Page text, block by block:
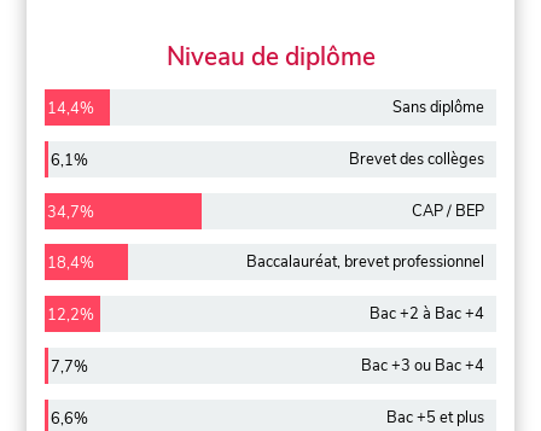
Niveau de diplôme
14,4% Sans diplôme
6,1% Brevet des collèges
34,7% CAP / BEP
18,4% Baccalauréat, brevet professionnel
12,2% Bac +2 à Bac +4
7,7% Bac +3 ou Bac +4
6,6% Bac +5 et plus